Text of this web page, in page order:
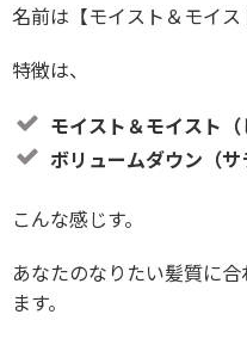
名前は【モイスト＆モイス
特徴は、
モイスト＆モイスト（
ボリュームダウン（サ
こんな感じす。
あなたのなりたい髪質に
ます。